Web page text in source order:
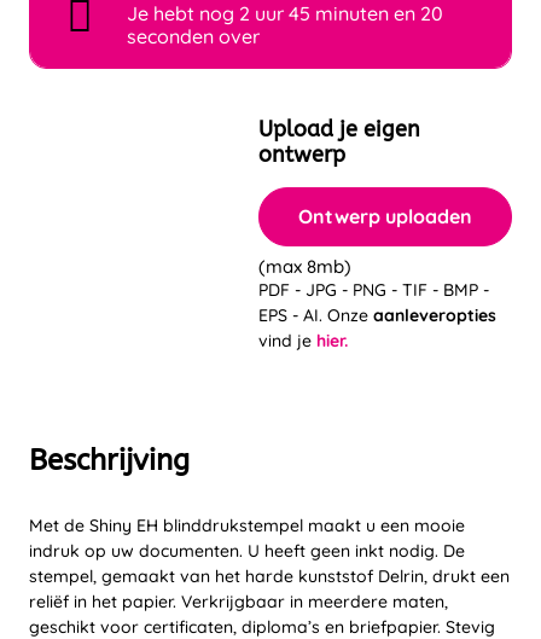
Beschrijving
Met de Shiny EH blinddrukstempel maakt u een mooie
indruk op uw documenten. U heeft geen inkt nodig. De
stempel, gemaakt van het harde kunststof Delrin, drukt een
reliëf in het papier. Verkrijgbaar in meerdere maten,
geschikt voor certificaten, diploma’s en briefpapier. Stevig
Je hebt nog 2 uur 45 minuten en 20
seconden over
Upload je eigen
ontwerp
Ontwerp uploaden
(max 8mb)
PDF - JPG - PNG - TIF - BMP -
EPS - AI. Onze aanleveropties
vind je hier.